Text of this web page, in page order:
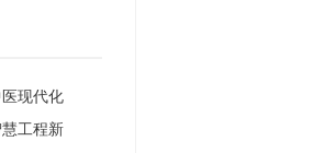
现代化
工程新